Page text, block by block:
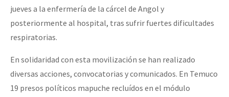
jueves a la enfermería de la cárcel de Angol y
posteriormente al hospital, tras sufrir fuertes dificultades
respiratorias.
En solidaridad con esta movilización se han realizado
diversas acciones, convocatorias y comunicados. En Temuco
19 presos políticos mapuche recluídos en el módulo